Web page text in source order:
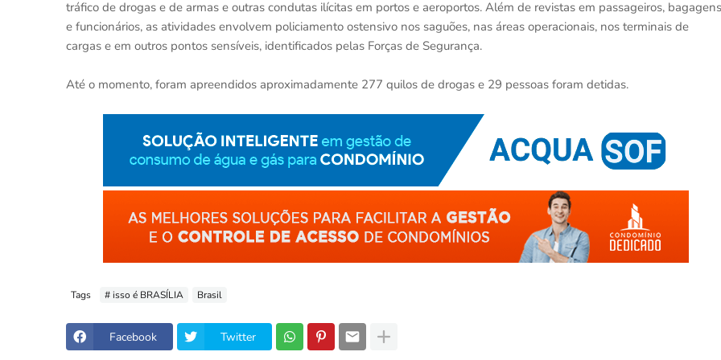
tráfico de drogas e de armas e outras condutas ilícitas em portos e aeroportos. Além de revistas em passageiros, bagagens
e funcionários, as atividades envolvem policiamento ostensivo nos saguões, nas áreas operacionais, nos terminais de
cargas e em outros pontos sensíveis, identificados pelas Forças de Segurança.
Até o momento, foram apreendidos aproximadamente 277 quilos de drogas e 29 pessoas foram detidas.
Tags # isso é BRASÍLIA Brasil
Facebook Twitter